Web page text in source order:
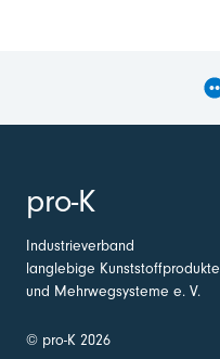
pro-K
Industrieverband
langlebige Kunststoffprodukte
und Mehrwegsysteme e. V.
© pro-K 2026